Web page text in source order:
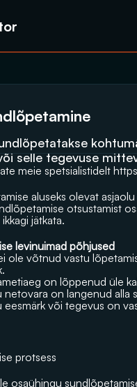
selle tegevuse
meie spetsialistidelt
aluseks olevat
otsustamist
jätkata.
levinuimad põhjused
ole võtnud vastu
on lõppenud üle
netovara on langenud alla
eesmärk või tegevus on
protsess
osaühingu